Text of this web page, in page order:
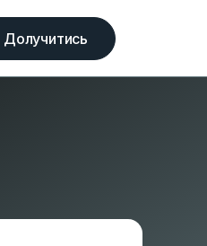
Долучитись